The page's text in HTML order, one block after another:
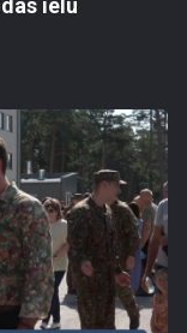
ielu